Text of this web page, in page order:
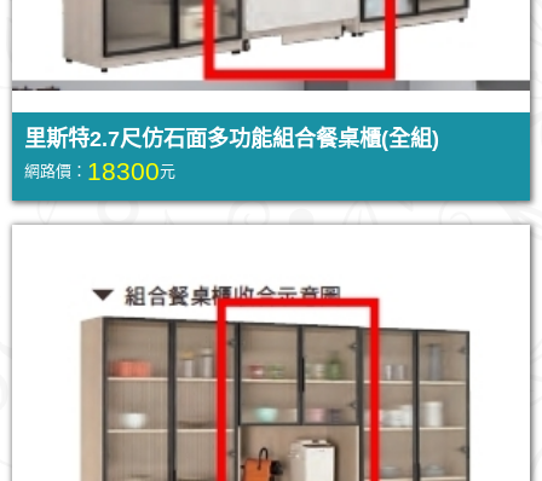
里斯特2.7尺仿石面多功能組合餐桌櫃(全組)
網路價： 18300元